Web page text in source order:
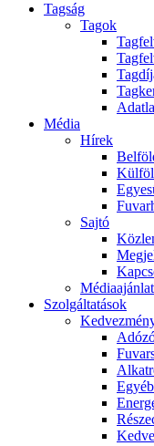
Tagság
Tagok
Média
Hírek
Sajtó
Médiaajánlat
Szolgáltatások